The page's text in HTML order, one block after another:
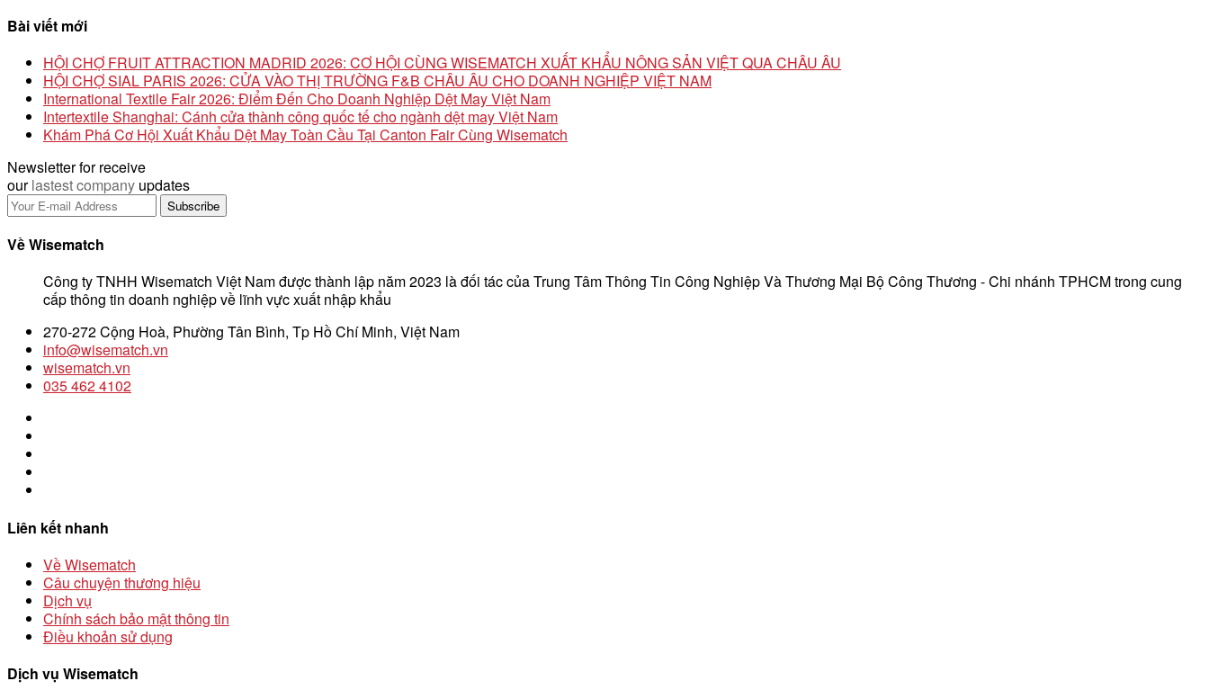
Bài viết mới
HỘI CHỢ FRUIT ATTRACTION MADRID 2026: CƠ HỘI CÙNG WISEMATCH XUẤT KHẨU NÔNG SẢN VIỆT QUA CHÂU ÂU
HỘI CHỢ SIAL PARIS 2026: CỬA VÀO THỊ TRƯỜNG F&B CHÂU ÂU CHO DOANH NGHIỆP VIỆT NAM
International Textile Fair 2026: Điểm Đến Cho Doanh Nghiệp Dệt May Việt Nam
Intertextile Shanghai: Cánh cửa thành công quốc tế cho ngành dệt may Việt Nam
Khám Phá Cơ Hội Xuất Khẩu Dệt May Toàn Cầu Tại Canton Fair Cùng Wisematch
Newsletter for receive
ourlastest company updates
Về Wisematch
Công ty TNHH Wisematch Việt Nam được thành lập năm 2023 là đối tác của Trung Tâm Thông Tin Công Nghiệp Và Thương Mại Bộ Công Thương - Chi nhánh TPHCM trong cung
cấp thông tin doanh nghiệp về lĩnh vực xuất nhập khẩu
270-272 Cộng Hoà, Phường Tân Bình, Tp Hồ Chí Minh, Việt Nam
info@wisematch.vn
wisematch.vn
035 462 4102
Liên kết nhanh
Về Wisematch
Câu chuyện thương hiệu
Dịch vụ
Chính sách bảo mật thông tin
Điều khoản sử dụng
Dịch vụ Wisematch